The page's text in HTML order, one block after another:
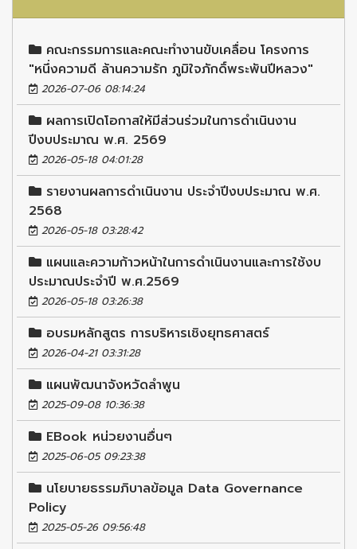
คณะกรรมการและคณะทำงานขับเคลื่อน โครงการ
"หนึ่งความดี ล้านความรัก ภูมิใจภักดิ์พระพันปีหลวง"
2026-07-06 08:14:24
ผลการเปิดโอกาสให้มีส่วนร่วมในการดำเนินงาน
ปีงบประมาณ พ.ศ. 2569
2026-05-18 04:01:28
รายงานผลการดำเนินงาน ประจำปีงบประมาณ พ.ศ.
2568
2026-05-18 03:28:42
แผนและความก้าวหน้าในการดำเนินงานและการใช้งบ
ประมาณประจำปี พ.ศ.2569
2026-05-18 03:26:38
อบรมหลักสูตร การบริหารเชิงยุทธศาสตร์
2026-04-21 03:31:28
แผนพัฒนาจังหวัดลำพูน
2025-09-08 10:36:38
EBook หน่วยงานอื่นๆ
2025-06-05 09:23:38
นโยบายธรรมภิบาลข้อมูล Data Governance
Policy
2025-05-26 09:56:48